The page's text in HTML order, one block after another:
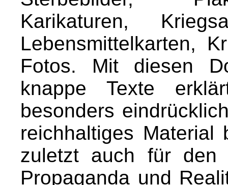
Karikaturen,
Lebensmittelkarten,
Fotos. Mit diesen
knappe Texte
besonders
reichhaltiges
zuletzt auch für
Propaganda und